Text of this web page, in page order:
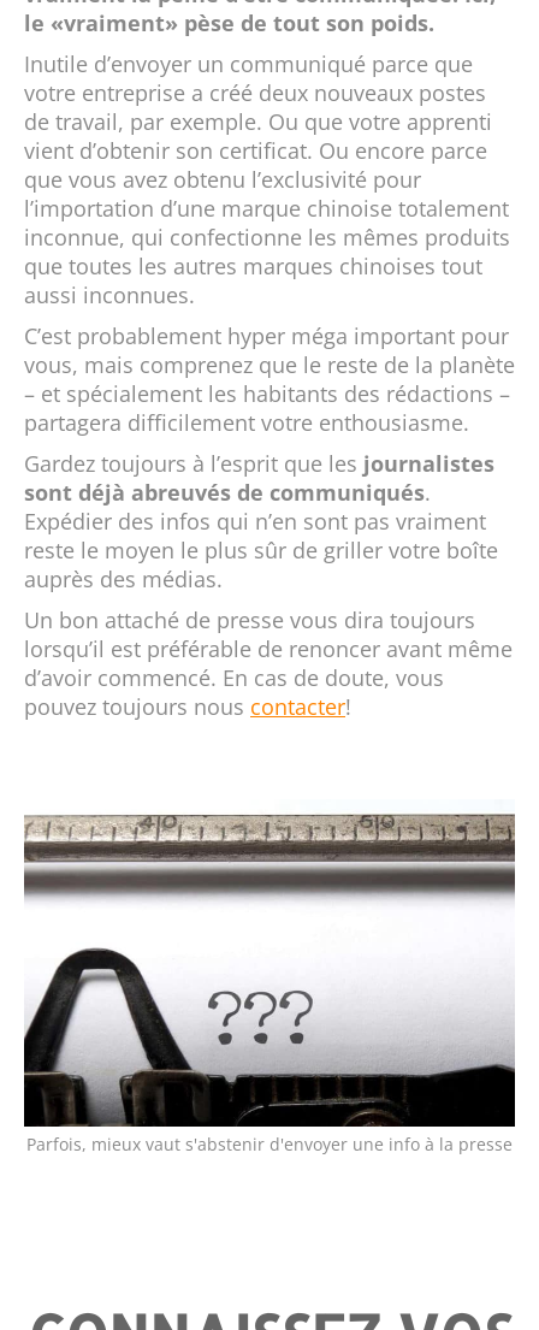
le «vraiment» pèse de tout son poids.
Inutile d’envoyer un communiqué parce que
votre entreprise a créé deux nouveaux postes
de travail, par exemple. Ou que votre apprenti
vient d’obtenir son certificat. Ou encore parce
que vous avez obtenu l’exclusivité pour
l’importation d’une marque chinoise totalement
inconnue, qui confectionne les mêmes produits
que toutes les autres marques chinoises tout
aussi inconnues.
C’est probablement hyper méga important pour
vous, mais comprenez que le reste de la planète
– et spécialement les habitants des rédactions –
partagera difficilement votre enthousiasme.
Gardez toujours à l’esprit que les journalistes
sont déjà abreuvés de communiqués.
Expédier des infos qui n’en sont pas vraiment
reste le moyen le plus sûr de griller votre boîte
auprès des médias.
Un bon attaché de presse vous dira toujours
lorsqu’il est préférable de renoncer avant même
d’avoir commencé. En cas de doute, vous
pouvez toujours nous contacter!
Parfois, mieux vaut s'abstenir d'envoyer une info à la presse